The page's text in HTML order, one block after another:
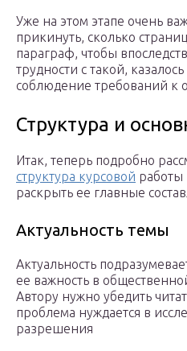
Уже на этом этапе очень
прикинуть, сколько
параграф, чтобы
трудности с такой,
соблюдение требований к
Структура и
Итак, теперь подробно
структура курсовой работы
раскрыть ее главные
Актуальность темы
Актуальность
ее важность в
Автору нужно убедить
проблема нуждается в
разрешения